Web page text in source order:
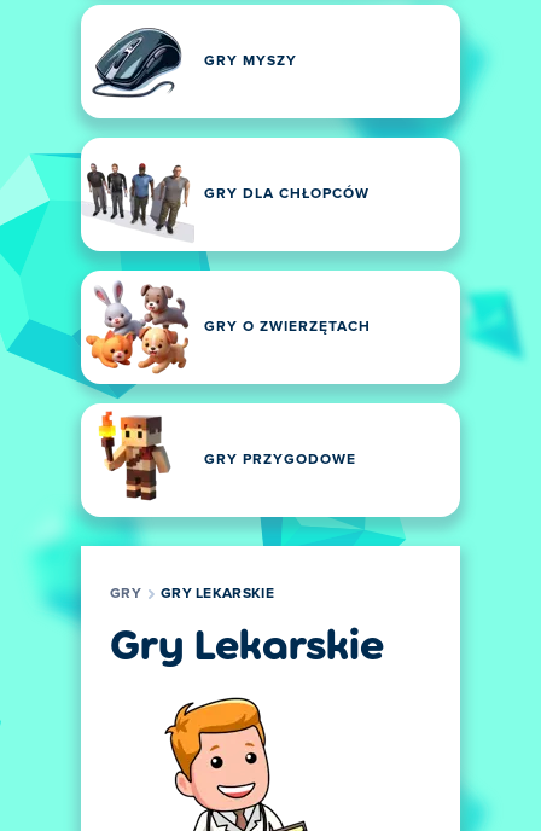
GRY MYSZY
GRY DLA CHŁOPCÓW
GRY O ZWIERZĘTACH
GRY PRZYGODOWE
GRY GRY LEKARSKIE
Gry Lekarskie